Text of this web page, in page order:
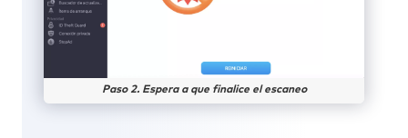
Paso 2. Espera a que finalice el escaneo